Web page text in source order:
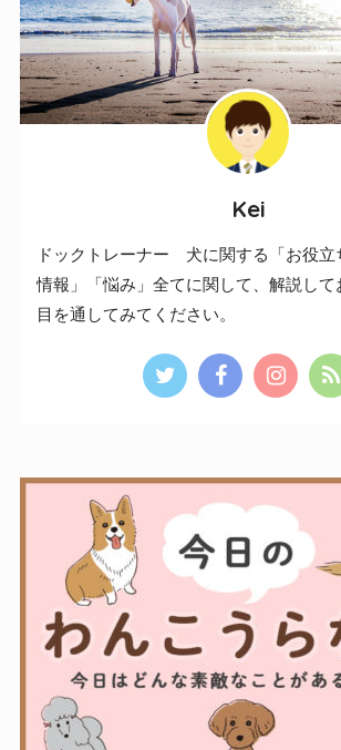
Kei
ドックトレーナー 犬に関する「お役立
情報」「悩み」全てに関して、解説して
目を通してみてください。